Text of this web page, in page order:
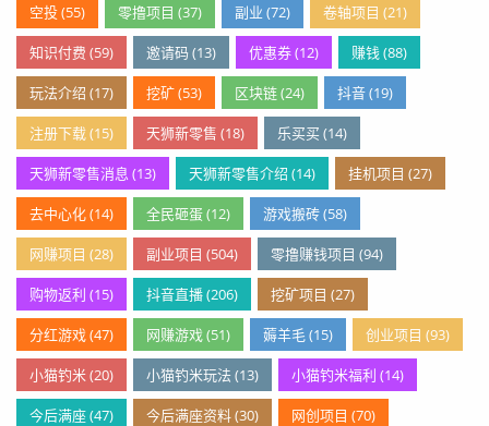
空投 (55) 零撸项目 (37) 副业 (72) 卷轴项目 (21)
知识付费 (59) 邀请码 (13) 优惠券 (12) 赚钱 (88)
玩法介绍 (17) 挖矿 (53) 区块链 (24) 抖音 (19)
注册下载 (15) 天狮新零售 (18) 乐买买 (14)
天狮新零售消息 (13) 天狮新零售介绍 (14) 挂机项目 (27)
去中心化 (14) 全民砸蛋 (12) 游戏搬砖 (58)
网赚项目 (28) 副业项目 (504) 零撸赚钱项目 (94)
购物返利 (15) 抖音直播 (206) 挖矿项目 (27)
分红游戏 (47) 网赚游戏 (51) 薅羊毛 (15) 创业项目 (93)
小猫钓米 (20) 小猫钓米玩法 (13) 小猫钓米福利 (14)
今后满座 (47) 今后满座资料 (30) 网创项目 (70)